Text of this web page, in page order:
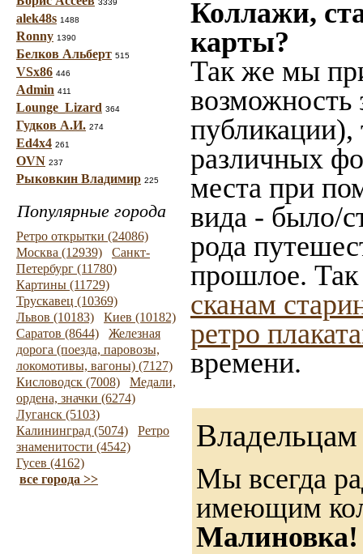
3339
alek48s 1488
Ronny 1390
Белков Альберт 515
VSx86 446
Admin 411
Lounge_Lizard 364
Гудков А.И. 274
Ed4x4 261
OVN 237
Рыковкин Владимир 225
Популярные города
Ретро открытки (24086)
Москва (12939)
Санкт-
Петербург (11780)
Картины (11729)
Трускавец (10369)
Львов (10183)
Киев (10182)
Саратов (8644)
Железная
дорога (поезда, паровозы,
локомотивы, вагоны) (7127)
Кисловодск (7008)
Медали,
ордена, значки (6274)
Луганск (5103)
Калининград (5074)
Ретро
знаменитости (4542)
Гусев (4162)
все города >>
Коллажи,
карты?
Так же мы
возможность
публикации),
различных
места при
вида - было/
рода
прошлое.
сканам
ретро
времени.
Мы всегда
имеющим
Малиновка!